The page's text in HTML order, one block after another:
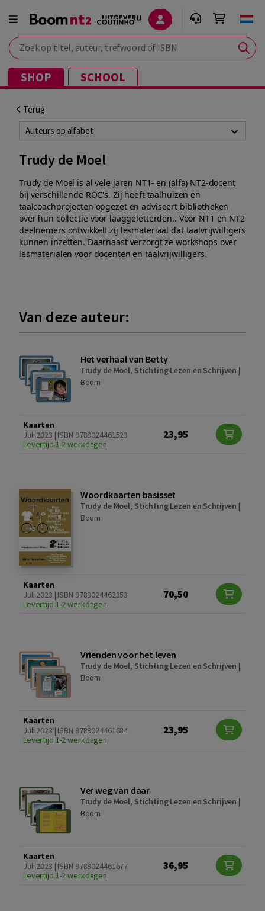
Zoek op titel, auteur, trefwoord of ISBN
SHOP SCHOOL
Terug
Auteurs op alfabet
Trudy de Moel
Trudy de Moel is al vele jaren NT1- en (alfa) NT2-docent
bij verschillende ROC's. Zij heeft taalhuizen en
taalcoachprojecten opgezet en adviseert bibliotheken
over hun collectie voor laaggeletterden.. Voor NT1 en NT2
deelnemers ontwikkelt zij lesmateriaal dat taalvrijwilligers
kunnen inzetten. Daarnaast verzorgt ze workshops over
lesmaterialen voor docenten en taalvrijwilligers.
Van deze auteur:
Het verhaal van Betty
Trudy de Moel, Stichting Lezen en Schrijven |
Boom
Kaarten
Juli 2023 | ISBN 9789024461523
Levertijd 1-2 werkdagen
23,95
Woordkaarten basisset
Trudy de Moel, Stichting Lezen en Schrijven |
Boom
Kaarten
Juli 2023 | ISBN 9789024462353
Levertijd 1-2 werkdagen
70,50
Vrienden voor het leven
Trudy de Moel, Stichting Lezen en Schrijven |
Boom
Kaarten
Juli 2023 | ISBN 9789024461684
Levertijd 1-2 werkdagen
23,95
Ver weg van daar
Trudy de Moel, Stichting Lezen en Schrijven |
Boom
Kaarten
Juli 2023 | ISBN 9789024461677
Levertijd 1-2 werkdagen
36,95